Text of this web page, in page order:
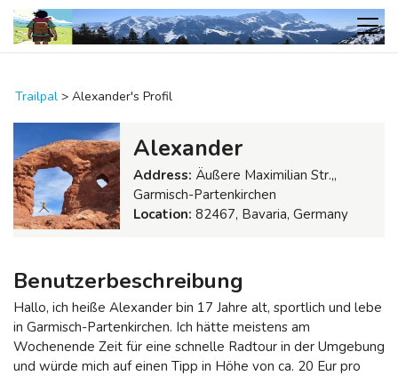
Trailpal > Alexander's Profil
Alexander
Address: Äußere Maximilian Str.,,
Garmisch-Partenkirchen
Location: 82467, Bavaria, Germany
Benutzerbeschreibung
Hallo, ich heiße Alexander bin 17 Jahre alt, sportlich und lebe
in Garmisch-Partenkirchen. Ich hätte meistens am
Wochenende Zeit für eine schnelle Radtour in der Umgebung
und würde mich auf einen Tipp in Höhe von ca. 20 Eur pro